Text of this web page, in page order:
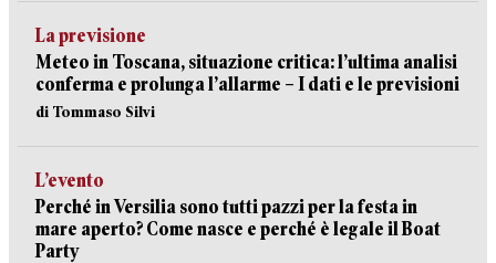
La previsione
Meteo in Toscana, situazione critica: l’ultima analisi
conferma e prolunga l’allarme – I dati e le previsioni
di Tommaso Silvi
L’evento
Perché in Versilia sono tutti pazzi per la festa in
mare aperto? Come nasce e perché è legale il Boat
Party